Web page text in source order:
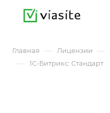
Главная — Лицензии —
— 1С-Битрикс: Стандарт